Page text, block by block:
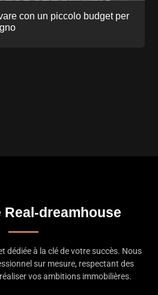
con un piccolo budget per
Real-dreamhouse
dédiée à la clé de votre succès. Nous
sur mesure, respectant des
vos ambitions immobilières.